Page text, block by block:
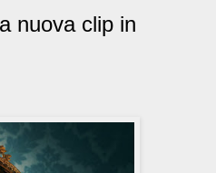
nuova clip in